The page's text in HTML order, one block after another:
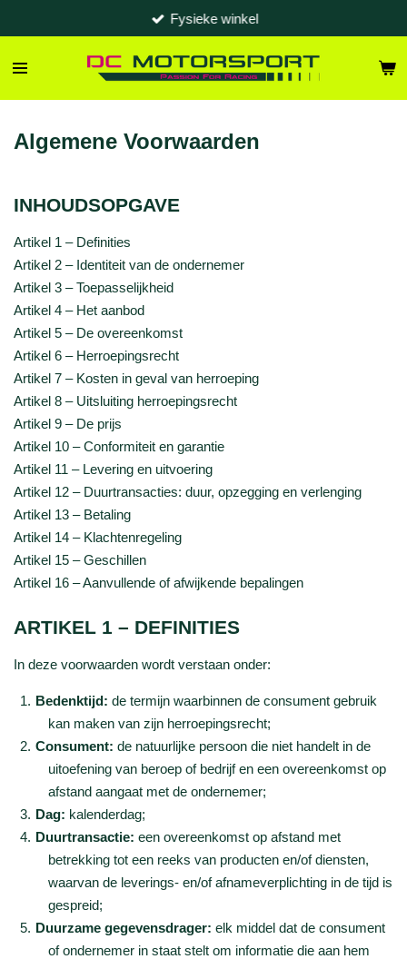
naar
Fysieke winkel
Algemene Voorwaarden
INHOUDSOPGAVE
Artikel 1 – Definities
Artikel 2 – Identiteit van de ondernemer
Artikel 3 – Toepasselijkheid
Artikel 4 – Het aanbod
Artikel 5 – De overeenkomst
Artikel 6 – Herroepingsrecht
Artikel 7 – Kosten in geval van herroeping
Artikel 8 – Uitsluiting herroepingsrecht
Artikel 9 – De prijs
Artikel 10 – Conformiteit en garantie
Artikel 11 – Levering en uitvoering
Artikel 12 – Duurtransacties: duur, opzegging en verlenging
Artikel 13 – Betaling
Artikel 14 – Klachtenregeling
Artikel 15 – Geschillen
Artikel 16 – Aanvullende of afwijkende bepalingen
ARTIKEL 1 – DEFINITIES
In deze voorwaarden wordt verstaan onder:
Bedenktijd: de termijn waarbinnen de consument gebruik
kan maken van zijn herroepingsrecht;
Consument: de natuurlijke persoon die niet handelt in de
uitoefening van beroep of bedrijf en een overeenkomst op
afstand aangaat met de ondernemer;
Dag: kalenderdag;
Duurtransactie: een overeenkomst op afstand met
betrekking tot een reeks van producten en/of diensten,
waarvan de leverings- en/of afnameverplichting in de tijd is
gespreid;
Duurzame gegevensdrager: elk middel dat de consument
of ondernemer in staat stelt om informatie die aan hem